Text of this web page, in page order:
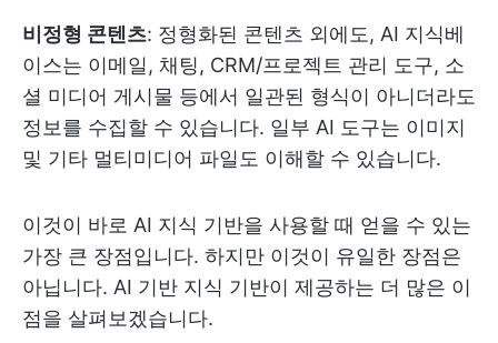
비정형 콘텐츠: 정형화된 콘텐츠 외에도, AI 지식베
이스는 이메일, 채팅, CRM/프로젝트 관리 도구, 소
셜 미디어 게시물 등에서 일관된 형식이 아니더라도
정보를 수집할 수 있습니다. 일부 AI 도구는 이미지
및 기타 멀티미디어 파일도 이해할 수 있습니다.
이것이 바로 AI 지식 기반을 사용할 때 얻을 수 있는
가장 큰 장점입니다. 하지만 이것이 유일한 장점은
아닙니다. AI 기반 지식 기반이 제공하는 더 많은 이
점을 살펴보겠습니다.